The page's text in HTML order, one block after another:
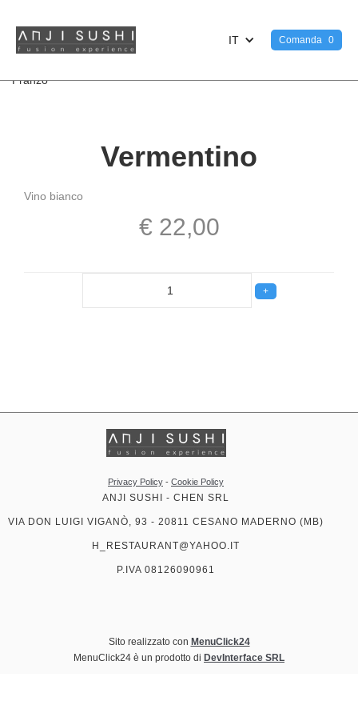
IT Comanda 0
Pranzo
Vermentino
Vino bianco
€ 22,00
Privacy Policy - Cookie Policy
ANJI SUSHI - CHEN SRL
VIA DON LUIGI VIGANÒ, 93 - 20811 CESANO MADERNO (MB)
H_RESTAURANT@YAHOO.IT
P.IVA 08126090961
Sito realizzato con MenuClick24
MenuClick24 è un prodotto di DevInterface SRL